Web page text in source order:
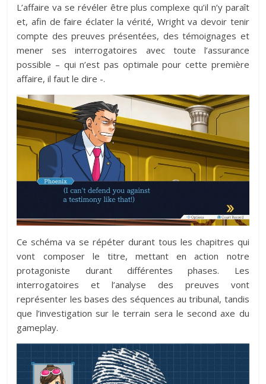
L’affaire va se révéler être plus complexe qu’il n’y paraît
et, afin de faire éclater la vérité, Wright va devoir tenir
compte des preuves présentées, des témoignages et
mener ses interrogatoires avec toute l’assurance
possible – qui n’est pas optimale pour cette première
affaire, il faut le dire -.
Ce schéma va se répéter durant tous les chapitres qui
vont composer le titre, mettant en action notre
protagoniste durant différentes phases. Les
interrogatoires et l’analyse des preuves vont
représenter les bases des séquences au tribunal, tandis
que l’investigation sur le terrain sera le second axe du
gameplay.